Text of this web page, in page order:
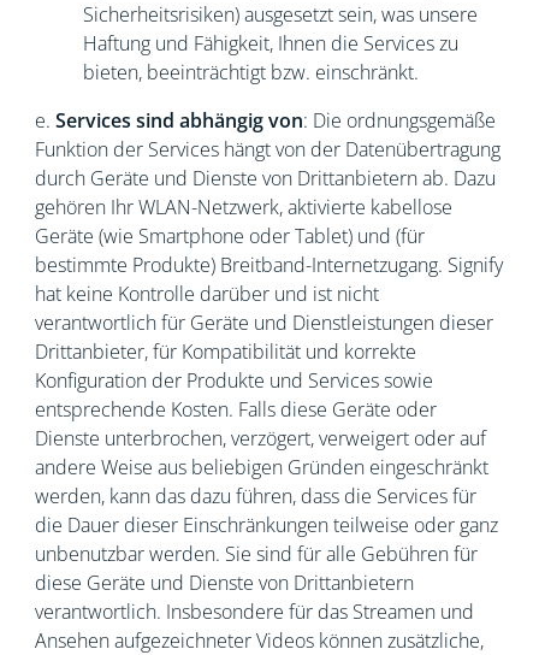
Sicherheitsrisiken) ausgesetzt sein, was unsere
Haftung und Fähigkeit, Ihnen die Services zu
bieten, beeinträchtigt bzw. einschränkt.
e. Services sind abhängig von: Die ordnungsgemäße
Funktion der Services hängt von der Datenübertragung
durch Geräte und Dienste von Drittanbietern ab. Dazu
gehören Ihr WLAN-Netzwerk, aktivierte kabellose
Geräte (wie Smartphone oder Tablet) und (für
bestimmte Produkte) Breitband-Internetzugang. Signify
hat keine Kontrolle darüber und ist nicht
verantwortlich für Geräte und Dienstleistungen dieser
Drittanbieter, für Kompatibilität und korrekte
Konfiguration der Produkte und Services sowie
entsprechende Kosten. Falls diese Geräte oder
Dienste unterbrochen, verzögert, verweigert oder auf
andere Weise aus beliebigen Gründen eingeschränkt
werden, kann das dazu führen, dass die Services für
die Dauer dieser Einschränkungen teilweise oder ganz
unbenutzbar werden. Sie sind für alle Gebühren für
diese Geräte und Dienste von Drittanbietern
verantwortlich. Insbesondere für das Streamen und
Ansehen aufgezeichneter Videos können zusätzliche,